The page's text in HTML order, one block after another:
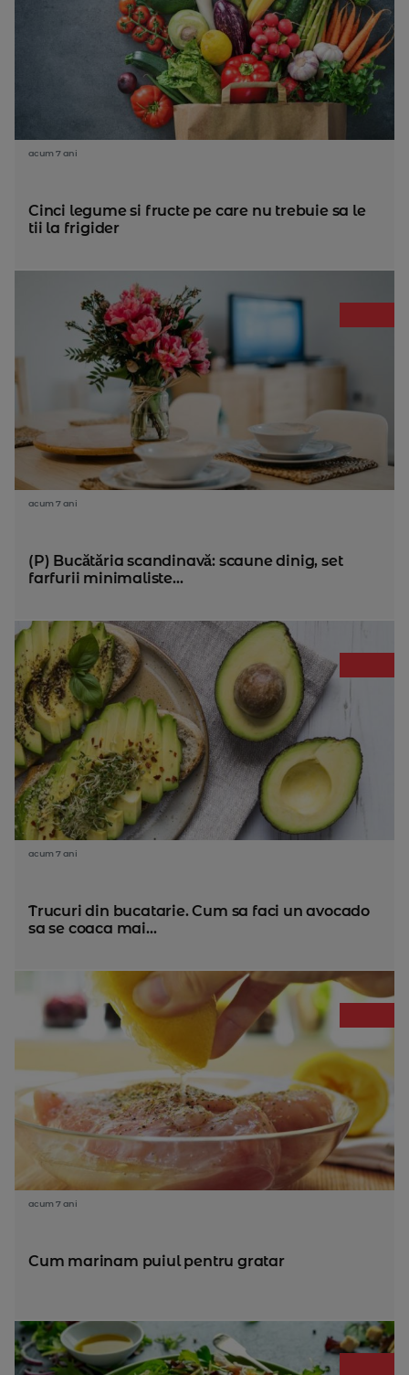
acum 7 ani
Cinci legume si fructe pe care nu trebuie sa le
tii la frigider
acum 7 ani
(P) Bucătăria scandinavă: scaune dinig, set
farfurii minimaliste...
acum 7 ani
Trucuri din bucatarie. Cum sa faci un avocado
sa se coaca mai...
acum 7 ani
Cum marinam puiul pentru gratar